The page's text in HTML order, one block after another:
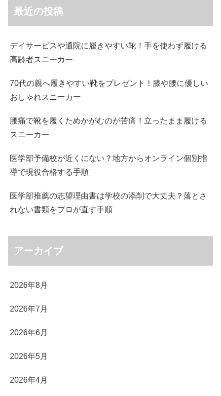
最近の投稿
デイサービスや通院に履きやすい靴！手を使わず履ける
高齢者スニーカー
70代の親へ履きやすい靴をプレゼント！膝や腰に優しい
おしゃれスニーカー
腰痛で靴を履くためかがむのが苦痛！立ったまま履ける
スニーカー
医学部予備校が近くにない？地方からオンライン個別指
導で現役合格する手順
医学部推薦の志望理由書は学校の添削で大丈夫？落とさ
れない書類をプロが直す手順
アーカイブ
2026年8月
2026年7月
2026年6月
2026年5月
2026年4月